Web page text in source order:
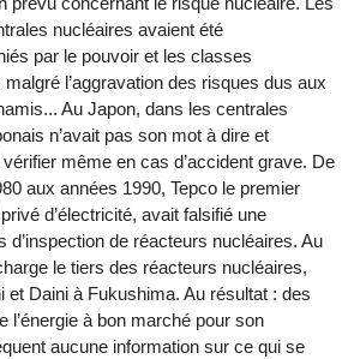
nucléaires avaient été
par le pouvoir et les classes
l’aggravation des risques dus aux
Au Japon, dans les centrales
n’avait pas son mot à dire et
même en cas d’accident grave. De
aux années 1990, Tepco le premier
d’électricité, avait falsifié une
d’inspection de réacteurs nucléaires. Au
le tiers des réacteurs nucléaires,
et Daini à Fukushima. Au résultat : des
l’énergie à bon marché pour son
aucune information sur ce qui se